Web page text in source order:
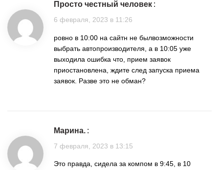
Просто честный человек :
6 февраля, 2023 в 11:26
ровно в 10:00 на сайтн не былвозможности
выбрать автопроизводителя, а в 10:05 уже
выходила ошибка что, прием заявок
приостановлена, ждите след запуска приема
заявок. Разве это не обман?
Марина. :
7 февраля, 2023 в 13:15
Это правда, сидела за компом в 9:45, в 10